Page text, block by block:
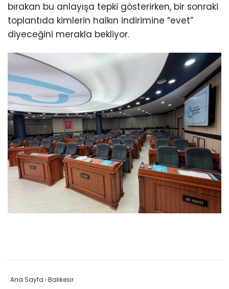
bırakan bu anlayışa tepki gösterirken, bir sonraki
toplantıda kimlerin halkın indirimine “evet”
diyeceğini merakla bekliyor.
Ana Sayfa ›Balıkesir